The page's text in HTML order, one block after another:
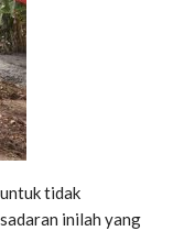
tidak
inilah yang